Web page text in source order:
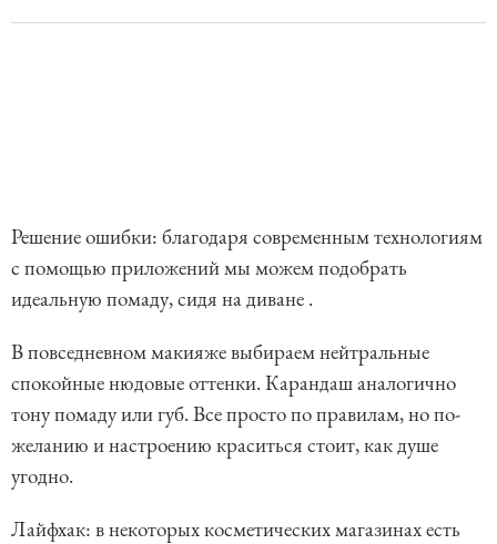
Решение ошибки: благодаря современным технологиям
с помощью приложений мы можем подобрать
идеальную помаду, сидя на диване .
В повседневном макияже выбираем нейтральные
спокойные нюдовые оттенки. Карандаш аналогично
тону помаду или губ. Все просто по правилам, но по-
желанию и настроению краситься стоит, как душе
угодно.
Лайфхак: в некоторых косметических магазинах есть